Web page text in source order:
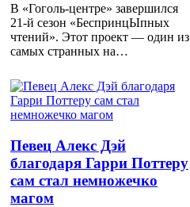
В «Гоголь-центре» завершился
21-й сезон «БеспринцЫпных
чтений». Этот проект — один из
самых странных на…
Певец Алекс Дэй
благодаря Гарри Поттеру
сам стал немножечко
магом